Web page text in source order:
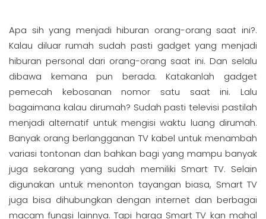
Apa sih yang menjadi hiburan orang-orang saat ini?.
Kalau diluar rumah sudah pasti gadget yang menjadi
hiburan personal dari orang-orang saat ini. Dan selalu
dibawa kemana pun berada. Katakanlah gadget
pemecah kebosanan nomor satu saat ini. Lalu
bagaimana kalau dirumah? Sudah pasti televisi pastilah
menjadi alternatif untuk mengisi waktu luang dirumah.
Banyak orang berlangganan TV kabel untuk menambah
variasi tontonan dan bahkan bagi yang mampu banyak
juga sekarang yang sudah memiliki Smart TV. Selain
digunakan untuk menonton tayangan biasa, Smart TV
juga bisa dihubungkan dengan internet dan berbagai
macam fungsi lainnya. Tapi harga Smart TV kan mahal